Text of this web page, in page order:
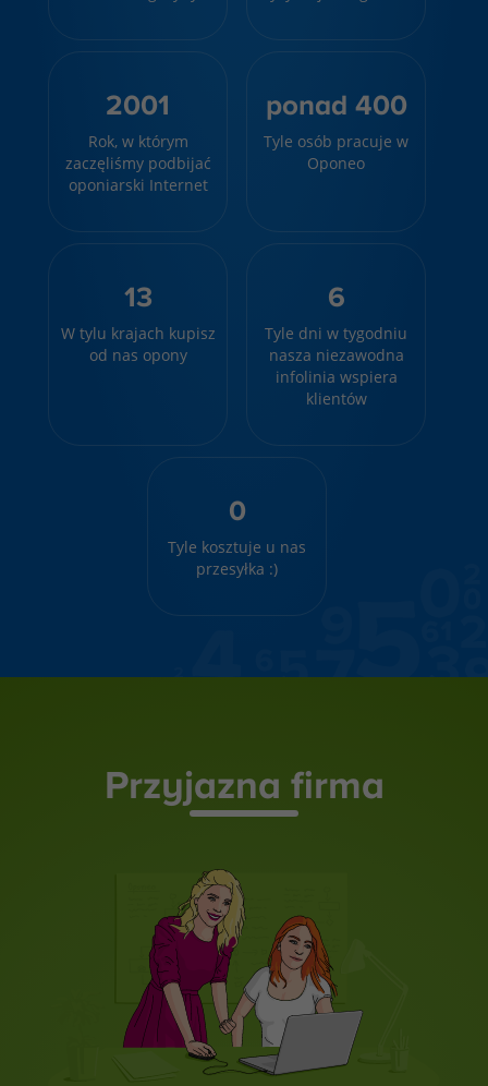
2001
Rok, w którym
zaczęliśmy podbijać
oponiarski Internet
ponad 400
Tyle osób pracuje w
Oponeo
13
W tylu krajach kupisz
od nas opony
6
Tyle dni w tygodniu
nasza niezawodna
infolinia wspiera
klientów
0
Tyle kosztuje u nas
przesyłka :)
Przyjazna firma